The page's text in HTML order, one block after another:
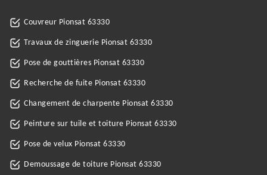
Couvreur Pionsat 63330
Travaux de zinguerie Pionsat 63330
Pose de gouttières Pionsat 63330
Recherche de fuite Pionsat 63330
Changement de charpente Pionsat 63330
Peinture sur tuile et toiture Pionsat 63330
Pose de velux Pionsat 63330
Demoussage de toiture Pionsat 63330